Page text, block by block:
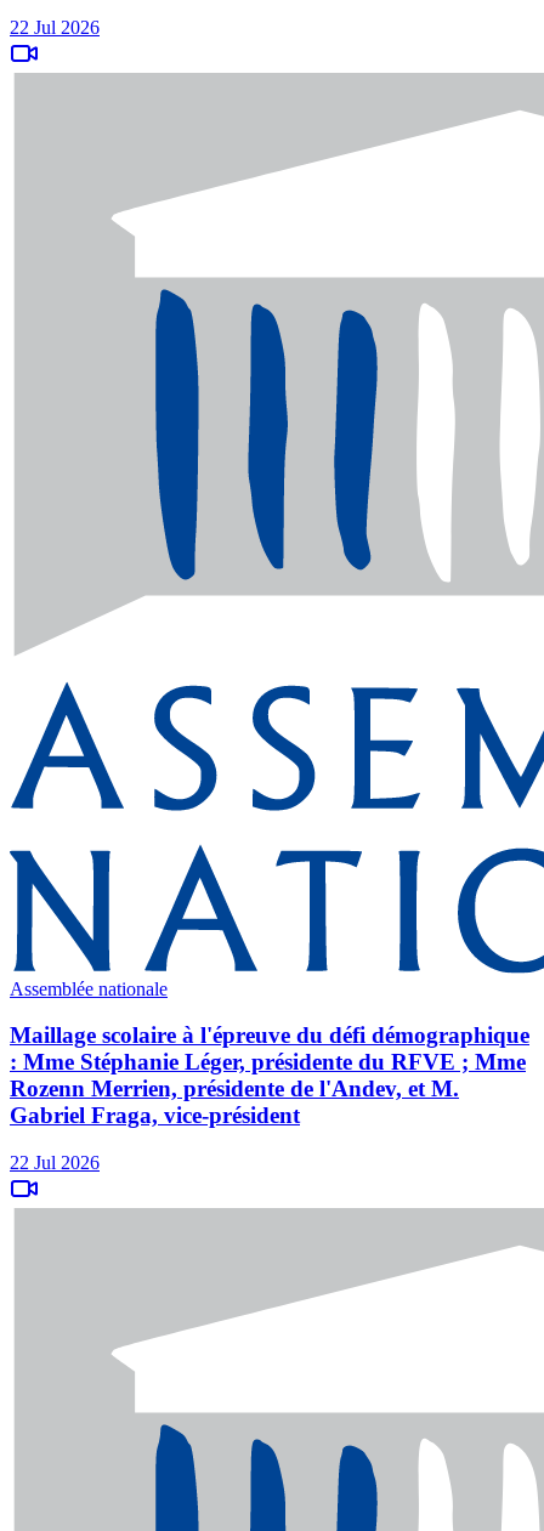
22 Jul 2026
Assemblée nationale
Maillage scolaire à l'épreuve du défi démographique
: Mme Stéphanie Léger, présidente du RFVE ; Mme
Rozenn Merrien, présidente de l'Andev, et M.
Gabriel Fraga, vice-président
22 Jul 2026